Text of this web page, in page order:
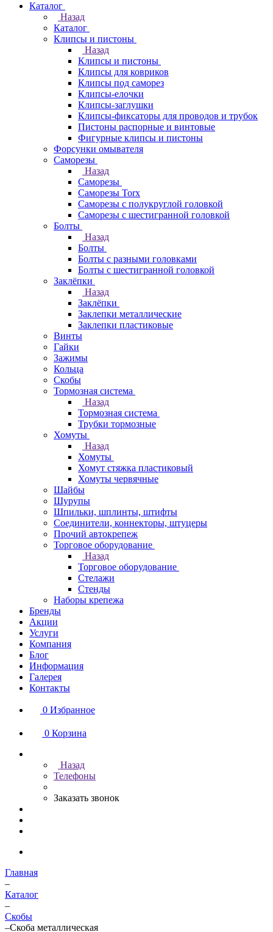
Каталог
Назад
Каталог
Клипсы и пистоны
Назад
Клипсы и пистоны
Клипсы для ковриков
Клипсы под саморез
Клипсы-елочки
Клипсы-заглушки
Клипсы-фиксаторы для проводов и трубок
Пистоны распорные и винтовые
Фигурные клипсы и пистоны
Форсунки омывателя
Саморезы
Назад
Саморезы
Саморезы Torx
Саморезы с полукруглой головкой
Саморезы с шестигранной головкой
Болты
Назад
Болты
Болты с разными головками
Болты с шестигранной головкой
Заклёпки
Назад
Заклёпки
Заклепки металлические
Заклепки пластиковые
Винты
Гайки
Зажимы
Кольца
Скобы
Тормозная система
Назад
Тормозная система
Трубки тормозные
Хомуты
Назад
Хомуты
Хомут стяжка пластиковый
Хомуты червячные
Шайбы
Шурупы
Шпильки, шплинты, штифты
Соединители, коннекторы, штуцеры
Прочий автокрепеж
Торговое оборудование
Назад
Торговое оборудование
Стелажи
Стенды
Наборы крепежа
Бренды
Акции
Услуги
Компания
Блог
Информация
Галерея
Контакты
0 Избранное
0 Корзина
Назад
Телефоны
Заказать звонок
Главная
–
Каталог
–
Скобы
–Скоба металлическая